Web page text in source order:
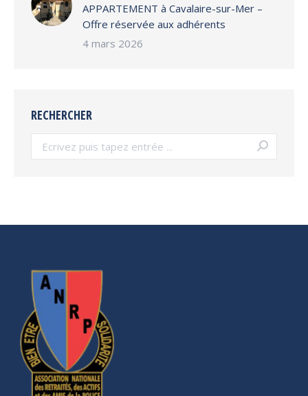
APPARTEMENT à Cavalaire-sur-Mer –
Offre réservée aux adhérents
4 mars 2026
RECHERCHER